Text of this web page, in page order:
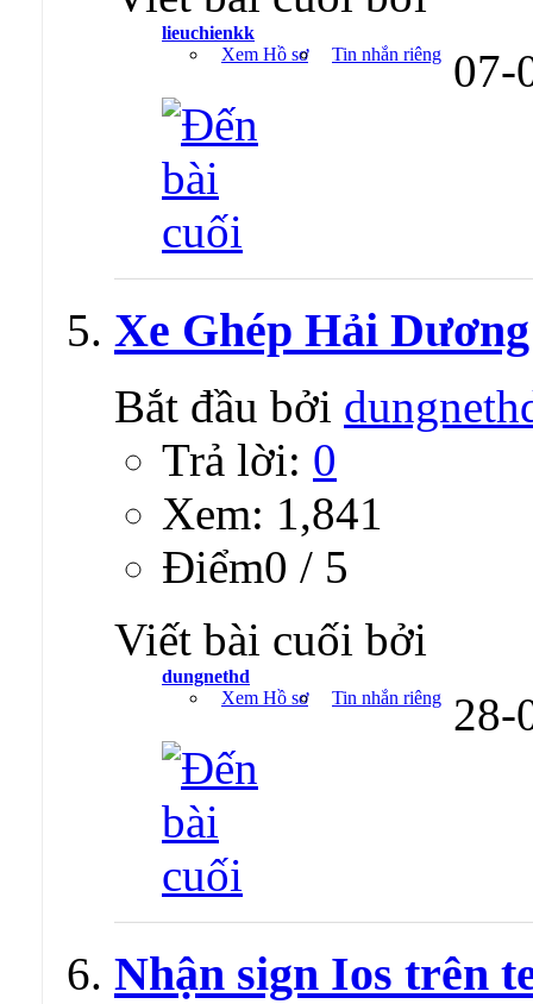
lieuchienkk
Xem Hồ sơ
Tin nhắn riêng 07-
Xe Ghép Hải
Bắt đầu bởi
Trả lời: 0
Xem: 1,841
Ðiểm0 / 5
Viết bài cuối bởi
dungnethd
Xem Hồ sơ
Tin nhắn riêng 28-
Nhận sign Ios trên